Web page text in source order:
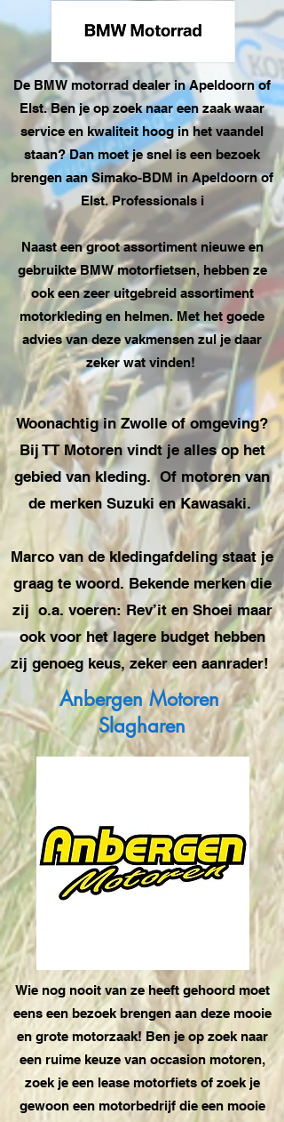
De BMW motorrad dealer in Apeldoorn of
Elst. Ben je op zoek naar een zaak waar
service en kwaliteit hoog in het vaandel
staan? Dan moet je snel is een bezoek
brengen aan Simako-BDM in Apeldoorn of
Elst. Professionals i
Naast een groot assortiment nieuwe en
gebruikte BMW motorfietsen, hebben ze
ook een zeer uitgebreid assortiment
motorkleding en helmen. Met het goede
advies van deze vakmensen zul je daar
zeker wat vinden!
Woonachtig in Zwolle of omgeving?
Bij TT Motoren vindt je alles op het
gebied van kleding. Of motoren van
de merken Suzuki en Kawasaki.
Marco van de kledingafdeling staat je
graag te woord. Bekende merken die
zij o.a. voeren: Rev’it en Shoei maar
ook voor het lagere budget hebben
zij genoeg keus, zeker een aanrader!
Anbergen Motoren
Slagharen
Wie nog nooit van ze heeft gehoord moet
eens een bezoek brengen aan deze mooie
en grote motorzaak! Ben je op zoek naar
een ruime keuze van occasion motoren,
zoek je een lease motorfiets of zoek je
gewoon een motorbedrijf die een mooie